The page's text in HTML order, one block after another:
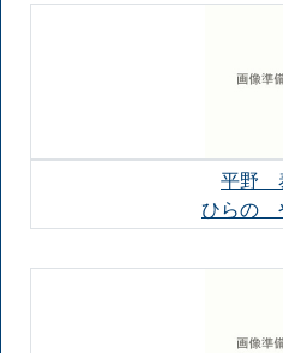
平野
ひらの